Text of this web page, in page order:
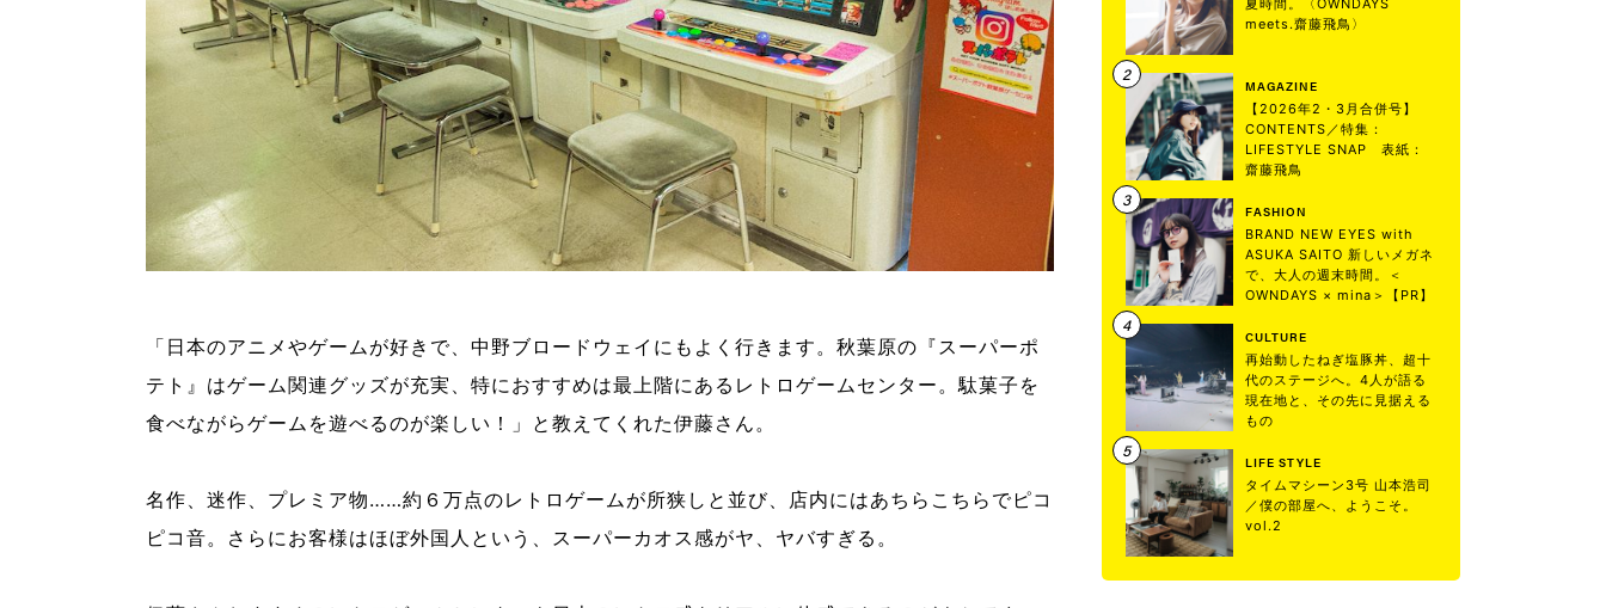
「日本のアニメやゲームが好きで、中野ブロードウェイにもよく行きます。秋葉原の『スーパーポ
テト』はゲーム関連グッズが充実、特におすすめは最上階にあるレトロゲームセンター。駄菓子を
食べながらゲームを遊べるのが楽しい！」と教えてくれた伊藤さん。
名作、迷作、プレミア物……約６万点のレトロゲームが所狭しと並び、店内にはあちらこちらでピコ
ピコ音。さらにお客様はほぼ外国人という、スーパーカオス感がヤ、ヤバすぎる。
夏時間。〈OWNDAYS
meets.齋藤飛鳥〉
MAGAZINE
【2026年2・3月合併号】
CONTENTS／特集：
LIFESTYLE SNAP 表紙：
齋藤飛鳥
FASHION
BRAND NEW EYES with
ASUKA SAITO 新しいメガネ
で、大人の週末時間。＜
OWNDAYS × mina＞【PR】
CULTURE
再始動したねぎ塩豚丼、超十
代のステージへ。4人が語る
現在地と、その先に見据える
もの
LIFE STYLE
タイムマシーン3号 山本浩司
／僕の部屋へ、ようこそ。
vol.2